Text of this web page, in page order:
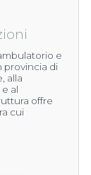
e
provincia di
alla
al
offre
cui